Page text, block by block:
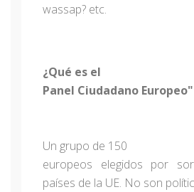
wassap? etc.
¿Qué es el
Panel Ciudadano Europeo"
Un grupo de 150
europeos elegidos por
países de la UE. No son